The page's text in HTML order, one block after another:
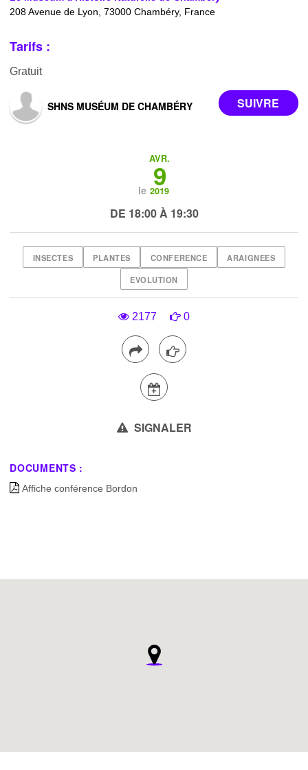
208 Avenue de Lyon, 73000 Chambéry, France
Tarifs :
Gratuit
SHNS MUSÉUM DE CHAMBÉRY
le
AVR.
9
2019
DE 18:00 À 19:30
INSECTES PLANTES CONFERENCE ARAIGNEES
EVOLUTION
2177 0
SIGNALER
DOCUMENTS :
Affiche conférence Bordon